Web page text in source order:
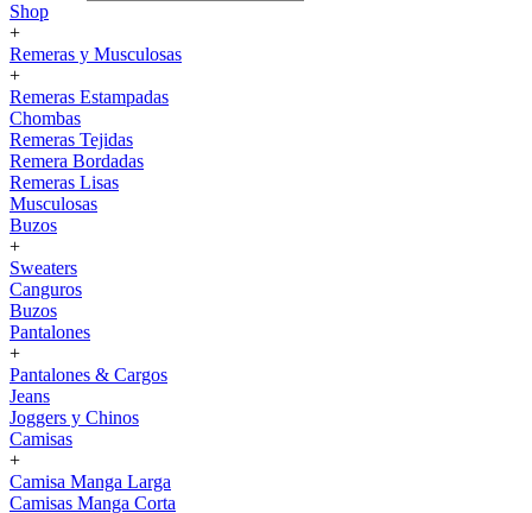
Shop
+
Remeras y Musculosas
+
Remeras Estampadas
Chombas
Remeras Tejidas
Remera Bordadas
Remeras Lisas
Musculosas
Buzos
+
Sweaters
Canguros
Buzos
Pantalones
+
Pantalones & Cargos
Jeans
Joggers y Chinos
Camisas
+
Camisa Manga Larga
Camisas Manga Corta